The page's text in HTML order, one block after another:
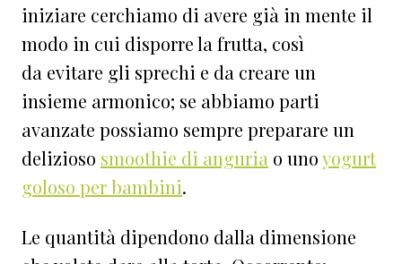
iniziare cerchiamo di avere già in mente il
modo in cui disporre la frutta, così
da evitare gli sprechi e da creare un
insieme armonico; se abbiamo parti
avanzate possiamo sempre preparare un
delizioso smoothie di anguria o unoyogurt
goloso per bambini.
Le quantità dipendono dalla dimensione